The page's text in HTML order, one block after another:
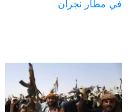
في مطار نجران